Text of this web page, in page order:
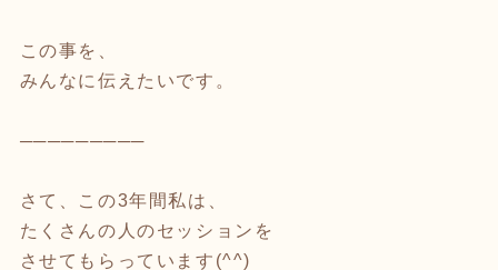
この事を、
みんなに伝えたいです。
─────────
さて、この3年間私は、
たくさんの人のセッションを
させてもらっています(^^)